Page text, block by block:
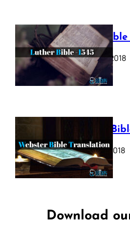
Luther Bible
October 17, 2018
Webster
October 11, 2018
Download